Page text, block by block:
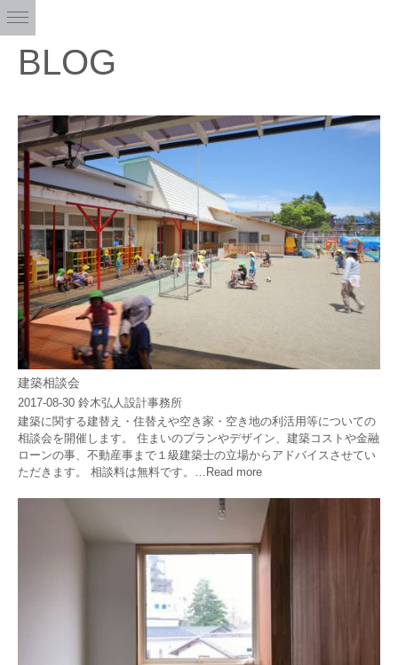
BLOG
建築相談会
2017-08-30 鈴木弘人設計事務所
建築に関する建替え・住替えや空き家・空き地の利活用等についての
相談会を開催します。 住まいのプランやデザイン、建築コストや金融
ローンの事、不動産事まで１級建築士の立場からアドバイスさせてい
ただきます。 相談料は無料です。… Read more